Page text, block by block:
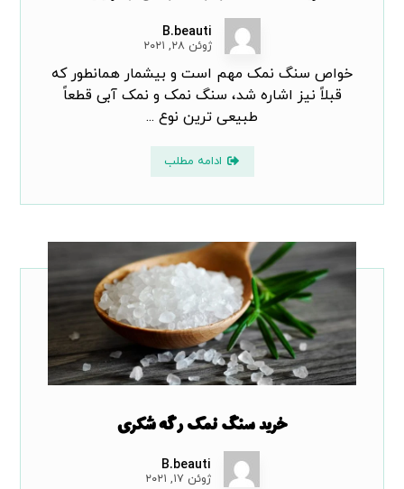
B.beauti
ژوئن ۲۸, ۲۰۲۱
خواص سنگ نمک مهم است و بیشمار همانطور که
قبلاً نیز اشاره شد، سنگ نمک و نمک آبی قطعاً
طبیعی ترین نوع ...
ادامه مطلب
خرید سنگ نمک رگه شکری
B.beauti
ژوئن ۱۷, ۲۰۲۱